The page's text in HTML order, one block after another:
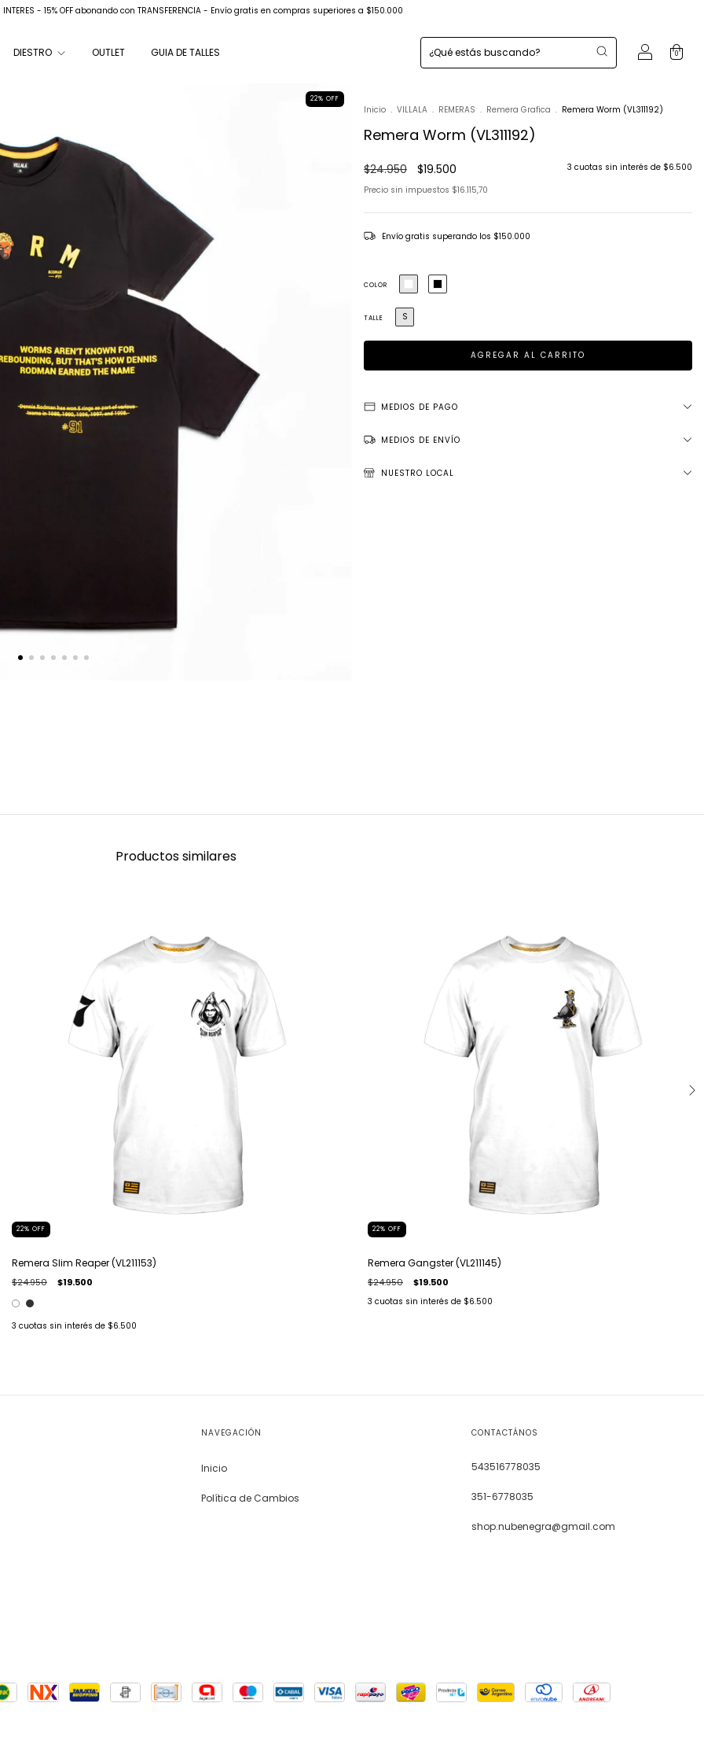
- 15% OFF abonando con TRANSFERENCIA - Envío gratis en compras superiores a $150.000
DIESTRO OUTLET GUIA DE TALLES 0
22% OFF
Inicio . VILLALA . REMERAS . Remera Grafica . Remera Worm (VL311192)
Remera Worm (VL311192)
$24.950 $19.500 3 cuotas sin interés de $6.500
Precio sin impuestos $16.115,70
Envío gratis superando los $150.000
COLOR
TALLE S
MEDIOS DE PAGO
MEDIOS DE ENVÍO
NUESTRO LOCAL
Productos similares
22% OFF
Remera Slim Reaper (VL211153)
$24.950 $19.500
3 cuotas sin interés de $6.500
22% OFF
Remera Gangster (VL211145)
$24.950 $19.500
3 cuotas sin interés de $6.500
NAVEGACIÓN
Inicio
Política de Cambios
CONTACTÁNOS
543516778035
351-6778035
shop.nubenegra@gmail.com